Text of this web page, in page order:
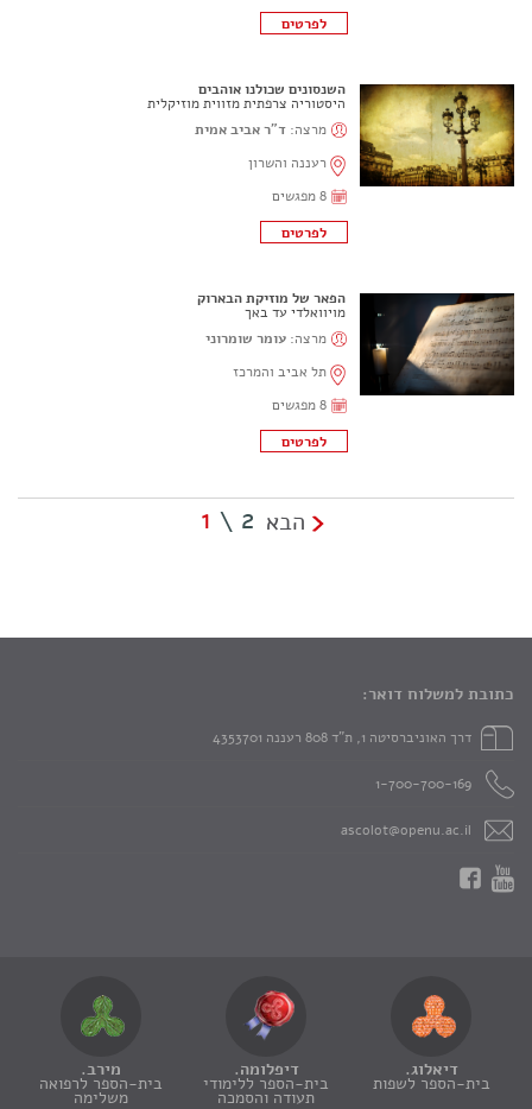
השנסונים שכולנו אוהבים
היסטוריה צרפתית מזווית מוזיקלית
מרצה: ד"ר אביב אמית
רעננה והשרון
8 מפגשים
הפאר של מוזיקת הבארוק
מויוואלדי עד באך
מרצה: עומר שומרוני
תל אביב והמרכז
8 מפגשים
1 \ 2
כתובת למשלוח דואר:
דרך האוניברסיטה 1, ת"ד 808 רעננה 4353701
1-700-700-169
ascolot@openu.ac.il
דיאלוג.
בית-הספר לשפות
דיפלומה.
בית-הספר ללימודי
תעודה והסמכה
מירב.
בית-הספר לרפואה
משלימה